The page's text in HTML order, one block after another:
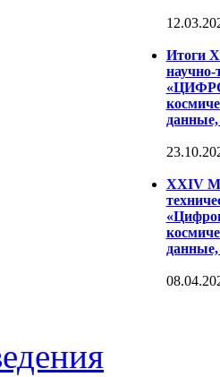
Итоги
научно-
данные,
XXIV
данные,